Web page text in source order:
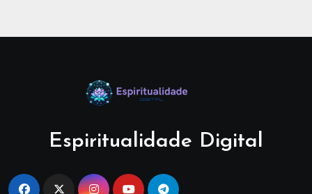
Espiritualidade Digital